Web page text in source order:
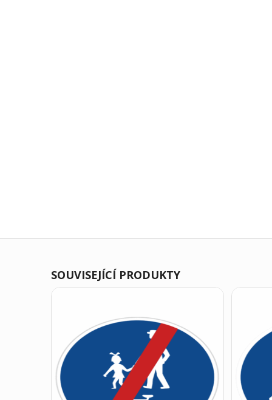
SOUVISEJÍCÍ PRODUKTY